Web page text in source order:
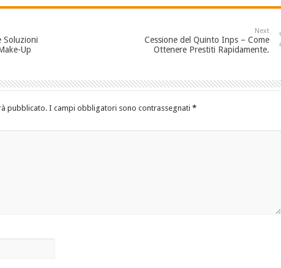
Soluzioni
Up
Next
Cessione del Quinto Inps – Come
Ottenere Prestiti Rapidamente.
pubblicato. I campi obbligatori sono contrassegnati *